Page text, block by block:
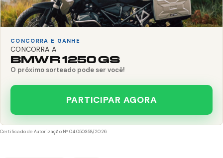
CONCORRA E GANHE
CONCORRA A
BMW R 1250 GS
O próximo sorteado pode ser você!
PARTICIPAR AGORA
Certificado de Autorização Nº 04.050358/2026